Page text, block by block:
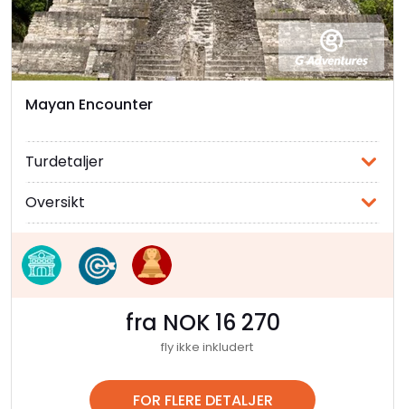
vil bli fascinert av Tikal. Templene og pyramidene
i dette komplekset er enorme, og for å komme
deg til toppen må du gå opp flere hundre steg og
helst ikke ha høydeskrekk. Hvis du kommer deg til
toppen burde du skue ut i landskapet og se etter
brøleaper eller krokodiller.
Mayan Encounter
Turdetaljer
Oversikt
fra NOK 16 270
fly ikke inkludert
FOR FLERE DETALJER